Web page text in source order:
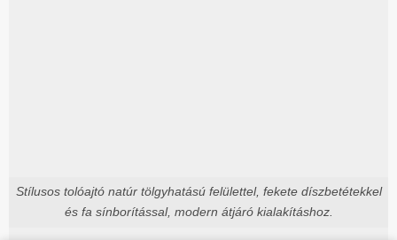
Stílusos tolóajtó natúr tölgyhatású felülettel, fekete díszbetétekkel
és fa sínborítással, modern átjáró kialakításhoz.